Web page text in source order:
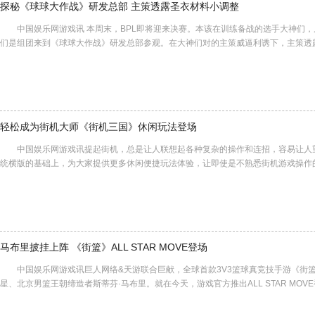
探秘《球球大作战》研发总部 主策透露圣衣材料小调整
中国娱乐网游戏讯 本周末，BPL即将迎来决赛。本该在训练备战的选手大神们，
们是组团来到《球球大作战》研发总部参观。在大神们对的主策威逼利诱下，主策
轻松成为街机大师《街机三国》休闲玩法登场
中国娱乐网游戏讯提起街机，总是让人联想起各种复杂的操作和连招，容易让人
统横版的基础上，为大家提供更多休闲便捷玩法体验，让即使是不熟悉街机游戏操
马布里披挂上阵 《街篮》ALL STAR MOVE登场
中国娱乐网游戏讯巨人网络&天游联合巨献，全球首款3V3篮球真竞技手游《街
星、北京男篮王朝缔造者斯蒂芬·马布里。就在今天，游戏官方推出ALL STAR